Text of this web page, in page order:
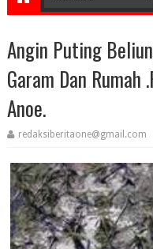
Angin Puting
Garam Dan Rumah
Anoe.
redaksiberitaone@gmail.com